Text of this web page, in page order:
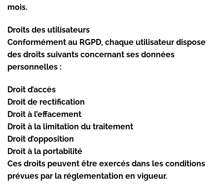
mois.
Droits des utilisateurs
Conformément au RGPD, chaque utilisateur dispose
des droits suivants concernant ses données
personnelles :
Droit d’accès
Droit de rectification
Droit à l’effacement
Droit à la limitation du traitement
Droit d’opposition
Droit à la portabilité
Ces droits peuvent être exercés dans les conditions
prévues par la réglementation en vigueur.